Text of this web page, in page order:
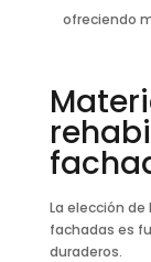
ofreciendo
La elección
fachadas es
duraderos.